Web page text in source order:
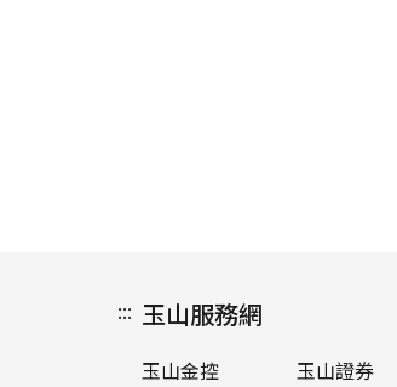
::: 玉山服務網
玉山金控
玉山證券